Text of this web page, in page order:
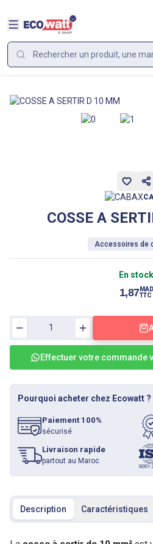
COSSE A
Accessoires de
En stock
1,87MAD
TTC
Effectuer votre commande
Pourquoi acheter chez Ecowatt ?
Paiement 100%
sécurisé
Livraison rapide
partout au Maroc
Description Caractéristiques